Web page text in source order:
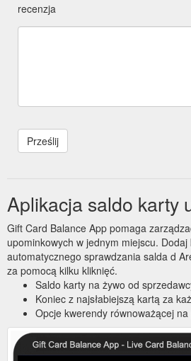
recenzja
Aplikacja saldo karty
Gift Card Balance App pomaga
upominkowych w jednym miejscu.
automatycznego sprawdzania salda d
za pomocą kilku kliknięć.
Saldo karty na żywo od
Koniec z najsłabiejszą kartą za
Opcje kwerendy równoważącej